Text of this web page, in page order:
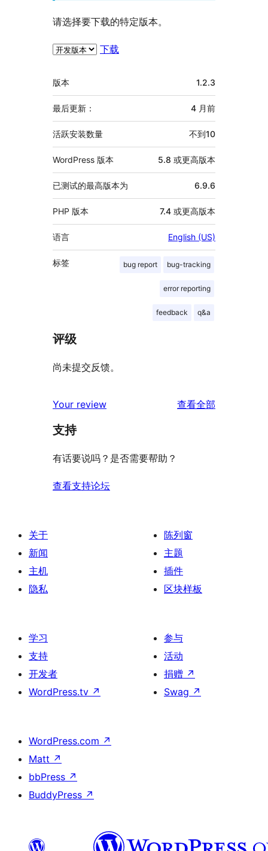
请选择要下载的特定版本。
下载
额
外
信
息
版本 1.2.3
最后更新： 4 月前
活跃安装数量 不到10
WordPress 版本 5.8 或更高版本
已测试的最高版本为 6.9.6
PHP 版本 7.4 或更高版本
语言 English (US)
标签 bug report bug-tracking
error reporting
feedback q&a
评级
尚未提交反馈。
Your review 查看全部
支持
有话要说吗？是否需要帮助？
查看支持论坛
关于
新闻
主机
隐私
陈列窗
主题
插件
区块样板
学习
支持
开发者
WordPress.tv ↗
参与
活动
捐赠 ↗
Swag ↗
WordPress.com ↗
Matt ↗
bbPress ↗
BuddyPress ↗